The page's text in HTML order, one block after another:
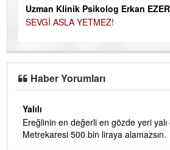
Uzman Klinik Psikolog Erkan
SEVGİ ASLA YETMEZ!
Haber Yorumları
Yalılı
Ereğlinin en değerli en gözde yeri
Metrekaresi 500 bin liraya alamazsın.